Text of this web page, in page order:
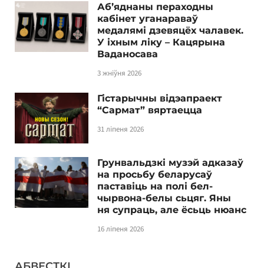
Аб’яднаны пераходны
кабінет уганараваў
медалямі дзевяцёх чалавек.
У іхным ліку – Кацярына
Ваданосава
3 жніўня 2026
Гістарычны відэапраект
“Сармат” вяртаецца
31 ліпеня 2026
Грунвальдзкі музэй адказаў
на просьбу беларусаў
паставіць на полі бел-
чырвона-белы сьцяг. Яны
ня супраць, але ёсьць нюанс
16 ліпеня 2026